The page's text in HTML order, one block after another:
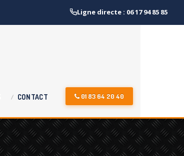
Ligne directe : 06 17 94 85 85
CONTACT 01 83 64 20 40